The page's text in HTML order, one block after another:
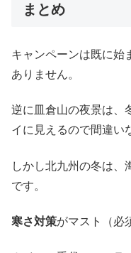
まとめ
キャンペーンは既に始
ありません。
逆に皿倉山の夜景は、
イに見えるので間違い
しかし北九州の冬は、
です。
寒さ対策がマスト（必